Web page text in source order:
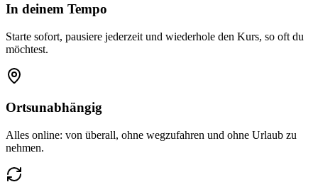
In deinem Tempo
Starte sofort, pausiere jederzeit und wiederhole den Kurs, so oft du
möchtest.
Ortsunabhängig
Alles online: von überall, ohne wegzufahren und ohne Urlaub zu
nehmen.